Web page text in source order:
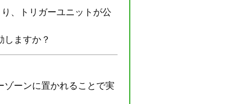
、トリガーユニットが公
ますか？
ーンに置かれることで実